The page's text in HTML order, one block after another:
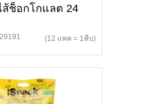
ส้ช็อกโกแลต 24
(12 แพค = 1หีบ)